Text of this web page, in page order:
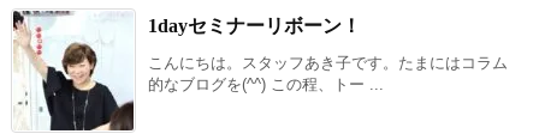
1dayセミナーリボーン！
こんにちは。スタッフあき子です。たまにはコラム
的なブログを(^^) この程、トー ...